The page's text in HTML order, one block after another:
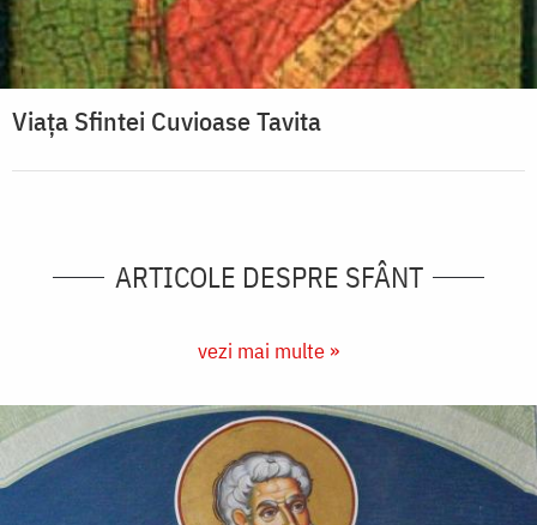
Viața Sfintei Cuvioase Tavita
ARTICOLE DESPRE SFÂNT
vezi mai multe »